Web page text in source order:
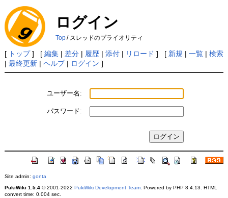
ログイン
Top/ スレッドのプライオリティ
[ トップ] [ 編集| 差分| 履歴| 添付| リロード ] [ 新規 | 一覧| 検索
| 最終更新| ヘルプ| ログイン ]
ユーザー名:
パスワード:
Site admin: gonta
PukiWiki 1.5.4© 2001-2022 PukiWiki Development Team. Powered by PHP 8.4.13. HTML
convert time: 0.004 sec.